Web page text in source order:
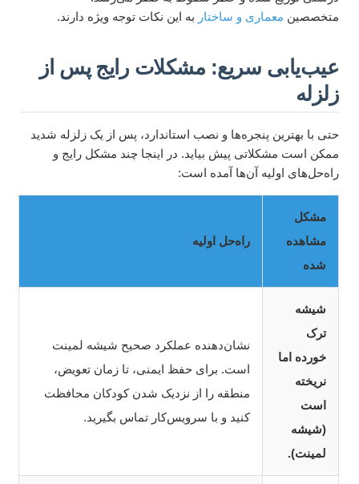
متخصصین معماری و ساختار به این نکات توجه ویژه دارند.
عیب‌یابی سریع: مشکلات رایج پس از
زلزله
حتی با بهترین پنجره‌ها و نصب استاندارد، پس از یک زلزله شدید
ممکن است مشکلاتی پیش بیاید. در اینجا چند مشکل رایج و
راه‌حل‌های اولیه آن‌ها آمده است:
مشکل
مشاهده
شده
راه‌حل اولیه
شیشه
ترک
خورده اما
نریخته
است
(شیشه
لمینت).
نشان‌دهنده عملکرد صحیح شیشه لمینت
است. برای حفظ ایمنی، تا زمان تعویض،
منطقه را از نزدیک شدن کودکان محافظت
کنید و با سرویس‌کار تماس بگیرید.